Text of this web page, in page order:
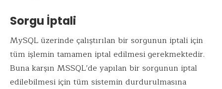
Sorgu İptali
MySQL üzerinde çalıştırılan bir sorgunun iptali için
tüm işlemin tamamen iptal edilmesi gerekmektedir.
Buna karşın MSSQL’de yapılan bir sorgunun iptal
edilebilmesi için tüm sistemin durdurulmasına